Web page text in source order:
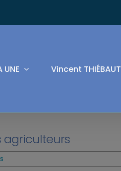
UNE Vincent THIÉBAUT
agriculteurs